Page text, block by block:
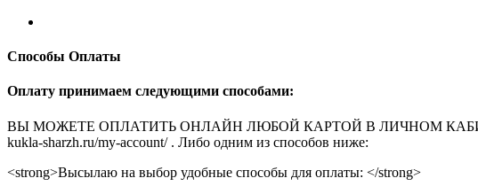
Способы Оплаты
Оплату принимаем следующими способами:
ВЫ МОЖЕТЕ ОПЛАТИТЬ ОНЛАЙН ЛЮБОЙ КАРТОЙ В ЛИЧНОМ КАБИНЕТЕ,
kukla-sharzh.ru/my-account/ . Либо одним из способов ниже:
<strong>Высылаю на выбор удобные способы для оплаты: </strong>